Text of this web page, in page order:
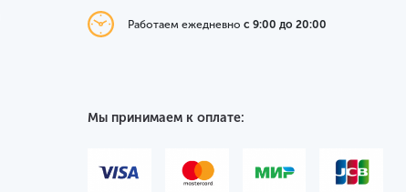
Работаем ежедневнос 9:00 до 20:00
Мы принимаем к оплате: